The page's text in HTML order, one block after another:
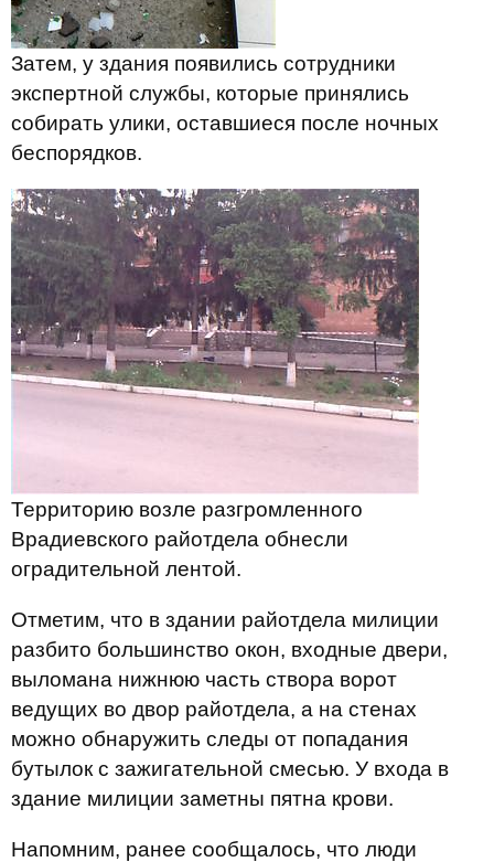
Затем, у здания появились сотрудники
экспертной службы, которые принялись
собирать улики, оставшиеся после ночных
беспорядков.
Территорию возле разгромленного
Врадиевского райотдела обнесли
оградительной лентой.
Отметим, что в здании райотдела милиции
разбито большинство окон, входные двери,
выломана нижнюю часть створа ворот
ведущих во двор райотдела, а на стенах
можно обнаружить следы от попадания
бутылок с зажигательной смесью. У входа в
здание милиции заметны пятна крови.
Напомним, ранее сообщалось, что люди